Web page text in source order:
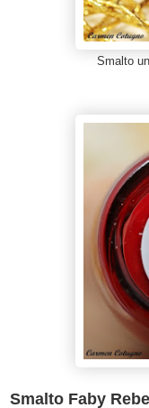
Smalto
Smalto Faby Rebel